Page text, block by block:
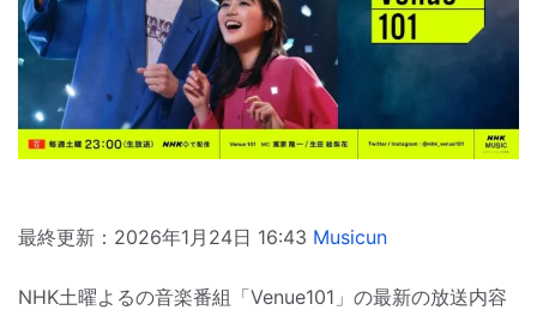
最終更新：2026年1月24日 16:43 Musicun
NHK土曜よるの音楽番組「Venue101」の最新の放送内容